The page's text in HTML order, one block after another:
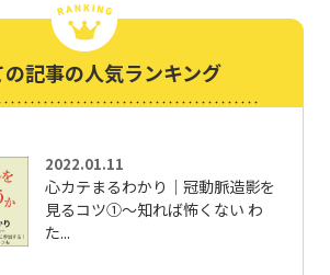
の記事の人気ランキング
2022.01.11
心カテまるわかり｜冠動脈造影を
見るコツ①～知れば怖くない わ
た...